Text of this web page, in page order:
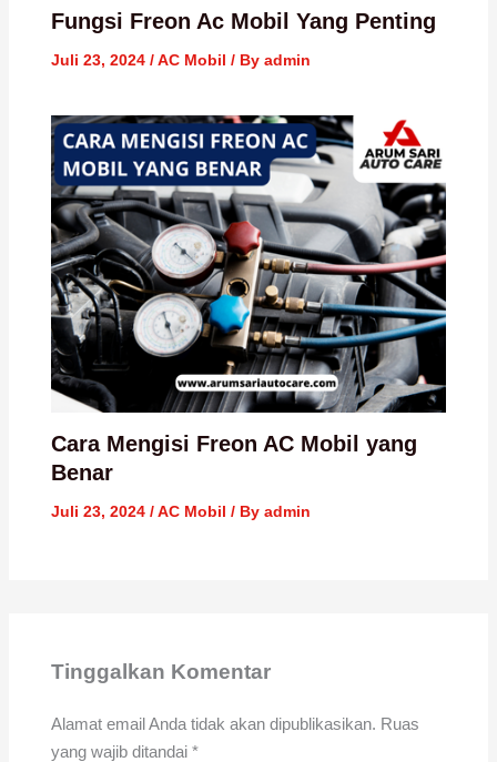
Fungsi Freon Ac Mobil Yang Penting
Juli 23, 2024 /AC Mobil / By admin
Cara Mengisi Freon AC Mobil yang
Benar
Juli 23, 2024 /AC Mobil / By admin
Tinggalkan Komentar
Alamat email Anda tidak akan dipublikasikan. Ruas
yang wajib ditandai *